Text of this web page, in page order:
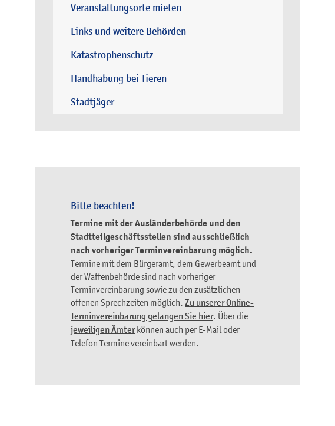
Veranstaltungsorte mieten
Links und weitere Behörden
Katastrophenschutz
Handhabung bei Tieren
Stadtjäger
Bitte beachten!
Termine mit der Ausländerbehörde und den
Stadtteilgeschäftsstellen sind ausschließlich
nach vorheriger Terminvereinbarung möglich.
Termine mit dem Bürgeramt, dem Gewerbeamt und
der Waffenbehörde sind nach vorheriger
Terminvereinbarung sowie zu den zusätzlichen
offenen Sprechzeiten möglich. Zu unserer Online-
Terminvereinbarung gelangen Sie hier. Über die
jeweiligen Ämterkönnen auch per E-Mail oder
Telefon Termine vereinbart werden.